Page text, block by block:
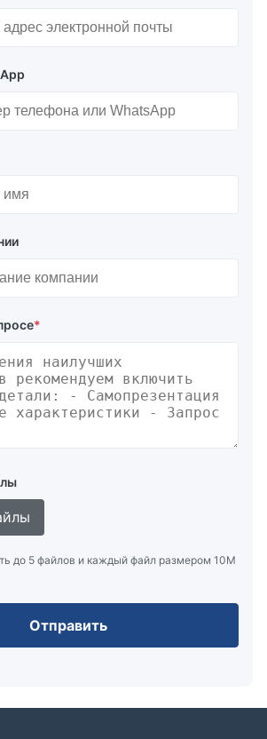
*
до 5 файлов и каждый файл размером 10M
Отправить